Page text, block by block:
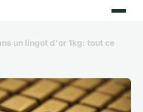
un lingot d'or 1kg: tout ce